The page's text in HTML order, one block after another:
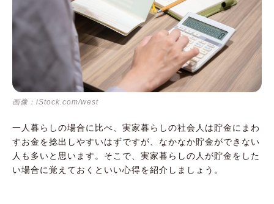
画像：iStock.com/west
一人暮らしの場合に比べ、実家暮らしの社会人は貯金にまわ
すお金を捻出しやすいはずですが、なかなか貯金ができない
人も多いと思います。そこで、実家暮らしの人が貯金をした
い場合に覚えておくといい心得を紹介しましょう。